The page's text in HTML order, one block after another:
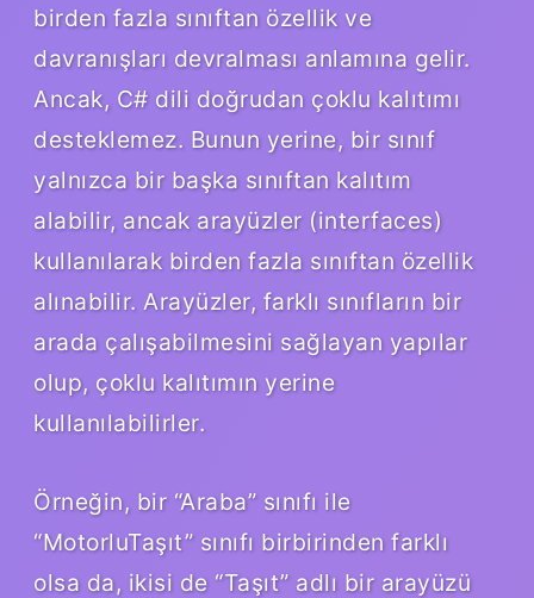
birden fazla sınıftan özellik ve
davranışları devralması anlamına gelir.
Ancak, C# dili doğrudan çoklu kalıtımı
desteklemez. Bunun yerine, bir sınıf
yalnızca bir başka sınıftan kalıtım
alabilir, ancak arayüzler (interfaces)
kullanılarak birden fazla sınıftan özellik
alınabilir. Arayüzler, farklı sınıfların bir
arada çalışabilmesini sağlayan yapılar
olup, çoklu kalıtımın yerine
kullanılabilirler.
Örneğin, bir “Araba” sınıfı ile
“MotorluTaşıt” sınıfı birbirinden farklı
olsa da, ikisi de “Taşıt” adlı bir arayüzü